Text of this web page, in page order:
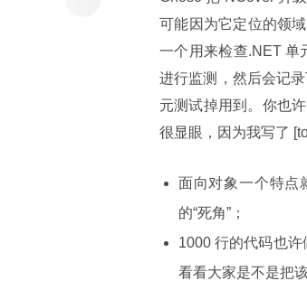
可能因为它定位的领
一个用来检查.NET 单
进行监测，然后会记
元测试掉用到。你也
很显眼，因为我写了
面向对象一个特点
的“死角”；
1000 行的代码也
看看大家是不是把